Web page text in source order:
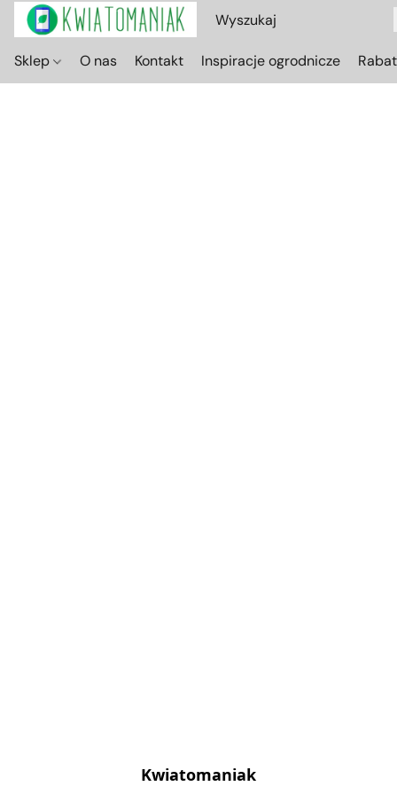
Sklep O nas Kontakt Inspiracje ogrodnicze
Kwiatomaniak